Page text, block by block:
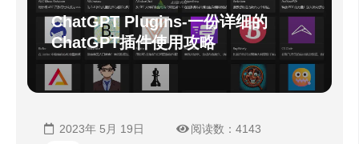
ChatGPT Plugins-一份详细的
ChatGPT插件使用攻略
2023年 5月 19日 阅读数：4143